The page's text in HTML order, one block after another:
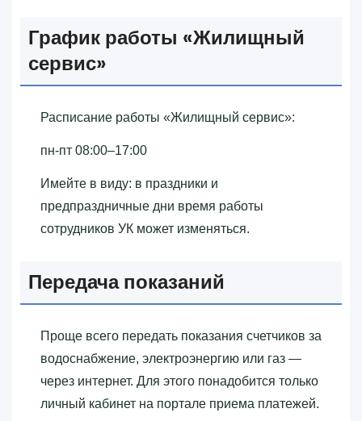
График работы «‎Жилищный
сервис»‎
Расписание работы «‎Жилищный сервис»‎:
пн-пт 08:00–17:00
Имейте в виду: в праздники и
предпраздничные дни время работы
сотрудников УК может изменяться.
Передача показаний
Проще всего передать показания счетчиков за
водоснабжение, электроэнергию или газ —
через интернет. Для этого понадобится только
личный кабинет на портале приема платежей.